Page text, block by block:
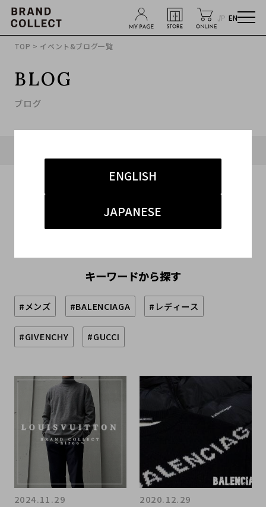
JP EN
ENGLISH
JAPANESE
TOP > イベント&ブログ一覧
BLOG
ブログ
キーワードから探す
#メンズ #BALENCIAGA #レディース
#GIVENCHY #GUCCI
2024.11.29
2020.12.29